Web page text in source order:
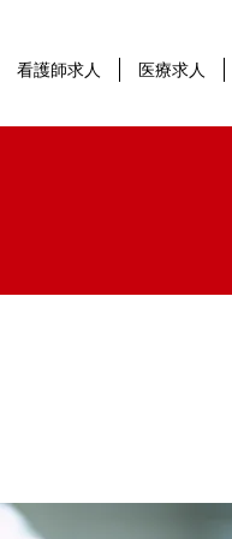
看護師求人 医療求人